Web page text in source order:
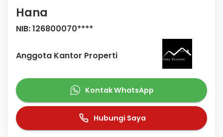
Hana
NIB: 126800070****
Anggota Kantor Properti
Kontak WhatsApp
Hubungi Saya